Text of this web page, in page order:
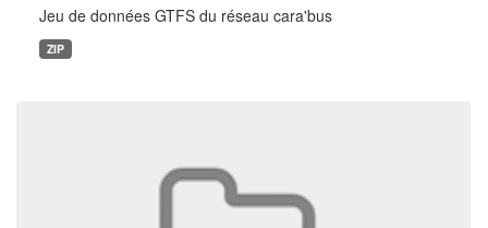
Jeu de données GTFS du réseau cara'bus
ZIP